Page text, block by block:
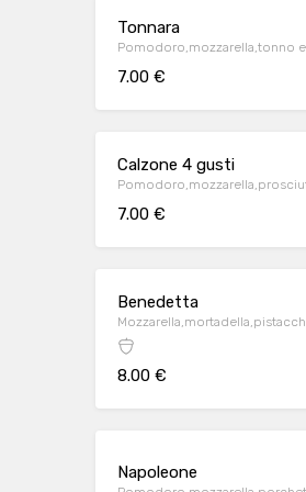
Tonnara
Pomodoro,mozzarella,tonno
7.00 €
Calzone 4 gusti
7.00 €
Benedetta
8.00 €
Napoleone